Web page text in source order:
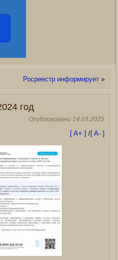
Росреестр информирует»
год
Опубликовано 14.03.2025
[ A+ ] /[ A- ]